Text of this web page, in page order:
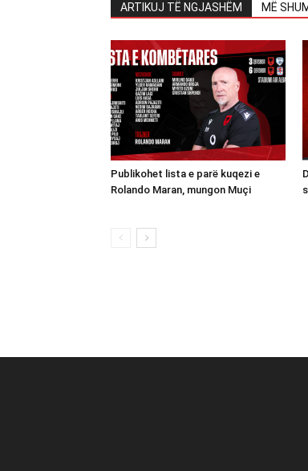
ARTIKUJ TË NGJASHËM MË
Publikohet lista e parë kuqezi e
Rolando Maran, mungon Muçi